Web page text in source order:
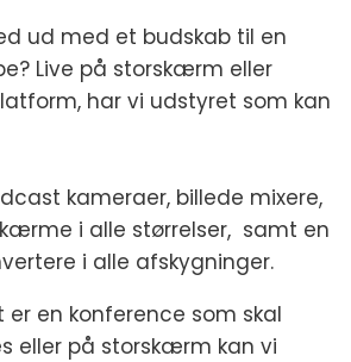
ud med et budskab til en
Live på storskærm eller
har vi udstyret som kan
kameraer, billede mixere,
i alle størrelser, samt en
i alle afskygninger.
en konference som skal
eller på storskærm kan vi